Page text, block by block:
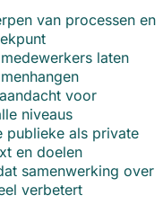
van processen en
laten
voor
niveaus
publieke als private
en doelen
samenwerking over
verbetert